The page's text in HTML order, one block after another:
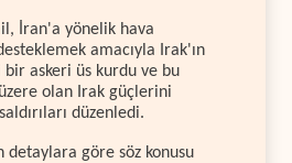
İran'a yönelik hava
amacıyla Irak'ın
bir askeri üs kurdu ve bu
olan Irak güçlerini
düzenledi.
detaylara göre söz konusu